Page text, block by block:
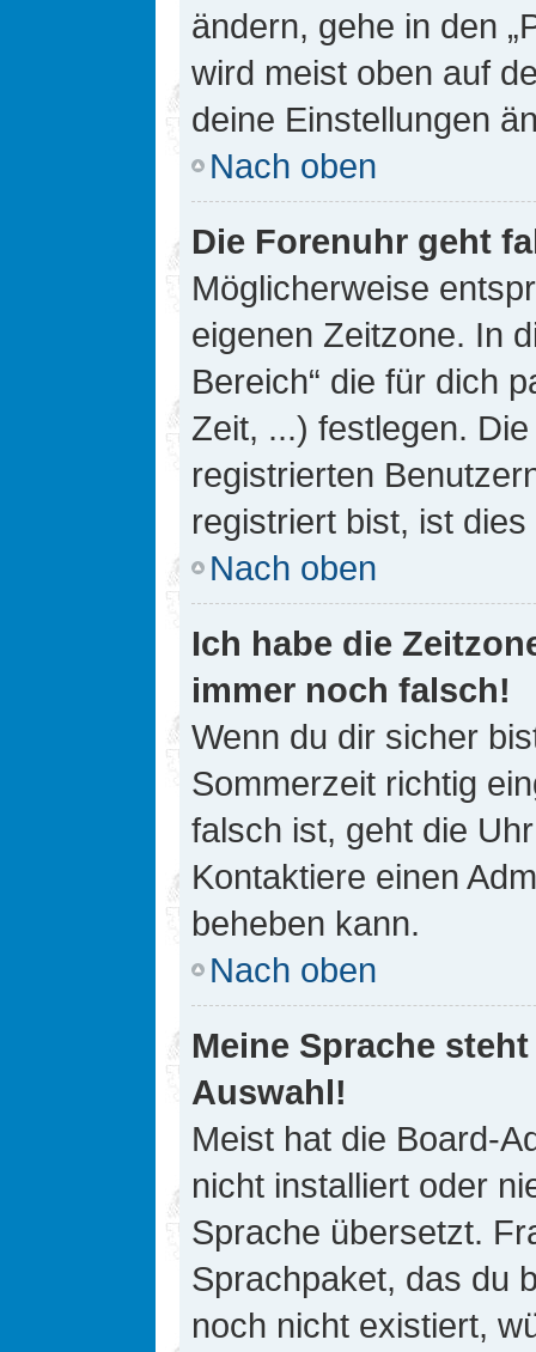
ändern, gehe in den
wird meist oben auf
deine Einstellungen
Nach oben
Die Forenuhr geht
Möglicherweise
eigenen Zeitzone. In
Bereich“ die für dich
Zeit, ...) festlegen.
registrierten
registriert bist, ist
Nach oben
Ich habe die
immer noch falsch!
Wenn du dir sicher
Sommerzeit richtig
falsch ist, geht die
Kontaktiere einen
beheben kann.
Nach oben
Meine Sprache
Auswahl!
Meist hat die Board-
nicht installiert oder
Sprache übersetzt.
Sprachpaket, das du
noch nicht existiert,